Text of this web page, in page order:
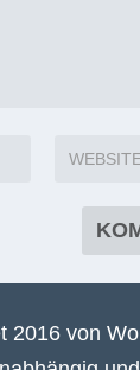
2016 von